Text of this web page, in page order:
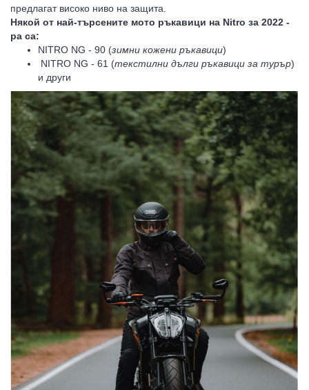
предлагат високо ниво на защита.
Някой от най-търсените мото ръкавици на Nitro за 2022 -
ра са:
NITRO NG - 90 (зимни кожени ръкавици)
NITRO NG - 61 (текстилни дълги ръкавици за турър)
и други